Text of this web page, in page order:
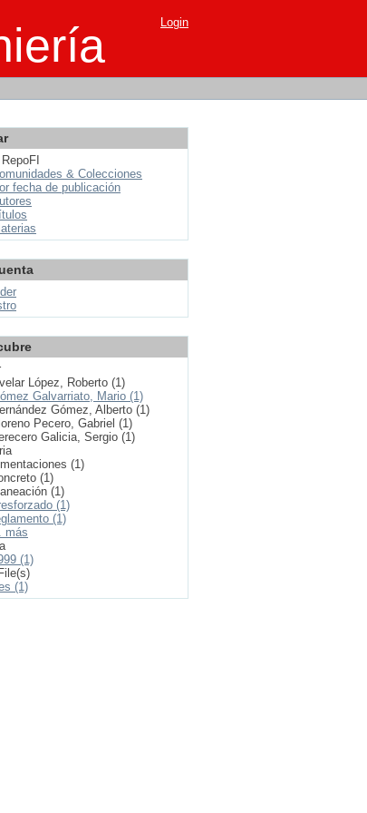
Login
& Colecciones
fecha de publicación
López, Roberto (1)
Galvarriato, Mario (1)
Gómez, Alberto (1)
Pecero, Gabriel (1)
Galicia, Sergio (1)
(1)
(1)
(1)
(1)
(1)
más
(1)
(1)